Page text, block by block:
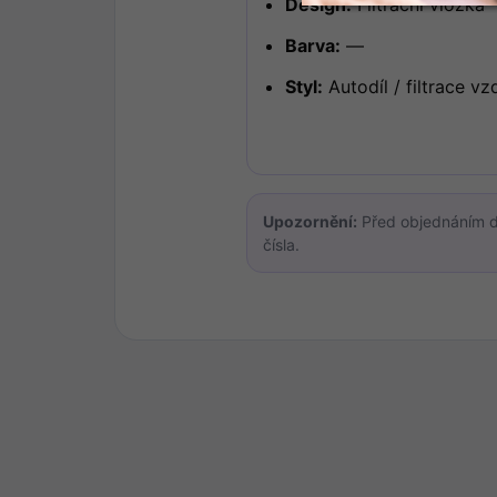
Design:Filtrační vložka
Barva: —
Styl: Autodíl / filtrace
Upozornění: Před objednáním
čísla.